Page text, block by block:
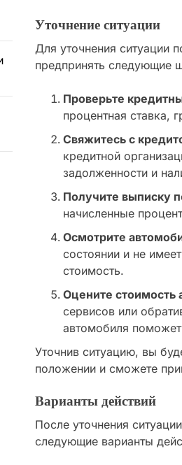
Уточнение ситуации
Для уточнения ситуации
предпринять следующие
Проверьте
процентная ставка,
Свяжитесь с
кредитной
задолженности и
Получите выписку
начисленные
Осмотрите
состоянии и не
стоимость.
Оцените стоимость
сервисов или
автомобиля
Уточнив ситуацию, вы
положении и сможете
Варианты действий
После уточнения
следующие варианты